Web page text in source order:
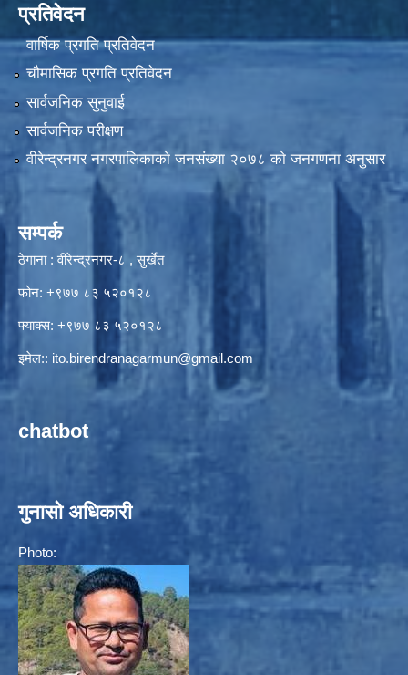
प्रतिवेदन
वार्षिक प्रगति प्रतिवेदन
चौमासिक प्रगति प्रतिवेदन
सार्वजनिक सुनुवाई
सार्वजनिक परीक्षण
वीरेन्द्रनगर नगरपालिकाकाे जनसंख्या २०७८ काे जनगणना अनुसार
सम्पर्क
ठेगाना : वीरेन्द्रनगर-८ , सुर्खेत
फोन: +९७७ ८३ ५२०१२८
फ्याक्स: +९७७ ८३ ५२०१२८
इमेल:: ito.birendranagarmun@gmail.com
chatbot
गुनासो अधिकारी
Photo: